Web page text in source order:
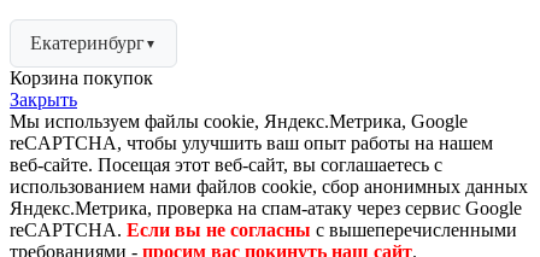
Екатеринбург▼
Корзина покупок
Закрыть
Мы используем файлы cookie, Яндекс.Метрика, Google
reCAPTCHA, чтобы улучшить ваш опыт работы на нашем
веб-сайте. Посещая этот веб-сайт, вы соглашаетесь с
использованием нами файлов cookie, сбор анонимных данных
Яндекс.Метрика, проверка на спам-атаку через сервис Google
reCAPTCHA. Если вы не согласны с вышеперечисленными
требованиями - просим вас покинуть наш сайт.